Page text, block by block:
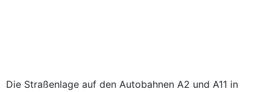
Die Straßenlage auf den Autobahnen A2 und A11 in